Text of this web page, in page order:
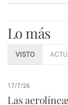
Lo más
VISTO
17/7/26
Las